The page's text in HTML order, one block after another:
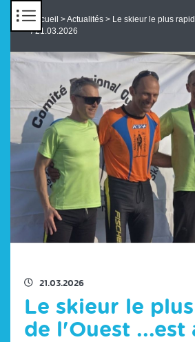
Accueil >Actualités > Le skieur le plus
/ 21.03.2026
21.03.2026
Le skieur le
de l'Ouest ...est